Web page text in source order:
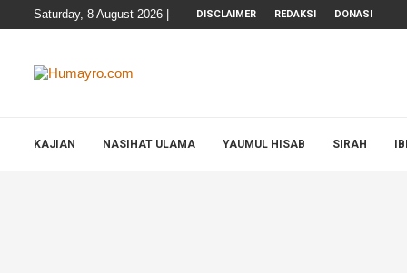
Saturday, 8 August 2026 | DISCLAIMER REDAKSI DONASI
KAJIAN NASIHAT ULAMA YAUMUL HISAB SIRAH